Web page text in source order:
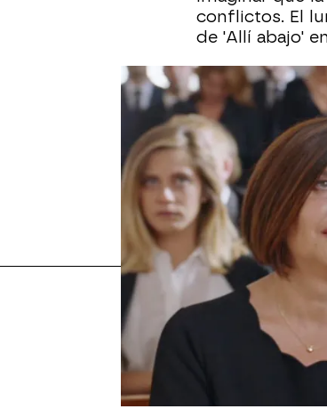
conflictos. El
de 'Allí abajo'
Más sobre este tema:
Antena 3 Jon Plazaola